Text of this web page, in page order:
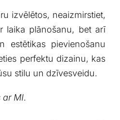
izvēlētos, neaizmirstiet,
laika plānošanu, bet​ arī
estētikas pievienošanu
perfektu dizainu, kas
stilu un dzīvesveidu.
ar MI.